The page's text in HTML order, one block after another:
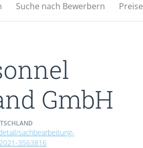
Suche nach Bewerbern Preise
GmbH
sachbearbeitung-
3563816